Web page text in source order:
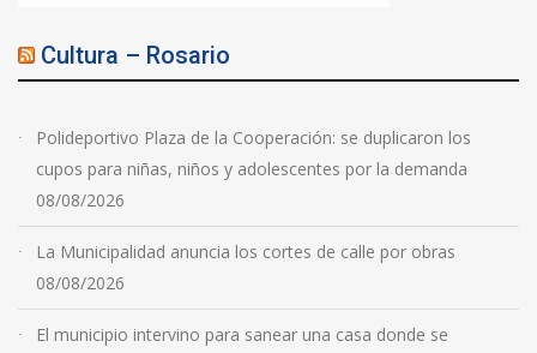
Cultura – Rosario
Polideportivo Plaza de la Cooperación: se duplicaron los
cupos para niñas, niños y adolescentes por la demanda
08/08/2026
La Municipalidad anuncia los cortes de calle por obras
08/08/2026
El municipio intervino para sanear una casa donde se